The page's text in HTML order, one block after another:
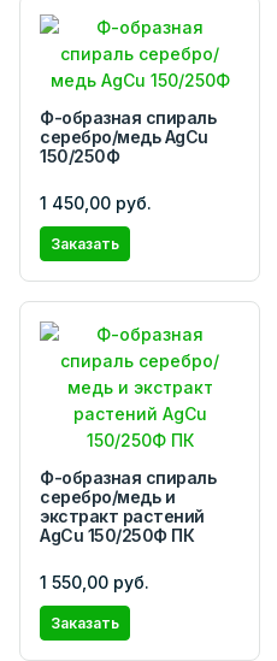
Ф-образная спираль
серебро/медь AgCu
150/250Ф
1 450,00 руб.
Заказать
Ф-образная спираль
серебро/медь и
экстракт растений
AgCu 150/250Ф ПК
1 550,00 руб.
Заказать